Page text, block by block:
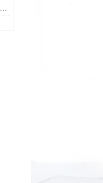
28头盒装除静电珠子拼豆定量分装机